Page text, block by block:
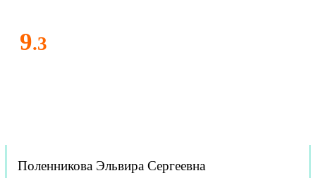
9.3
Поленникова Эльвира Сергеевна